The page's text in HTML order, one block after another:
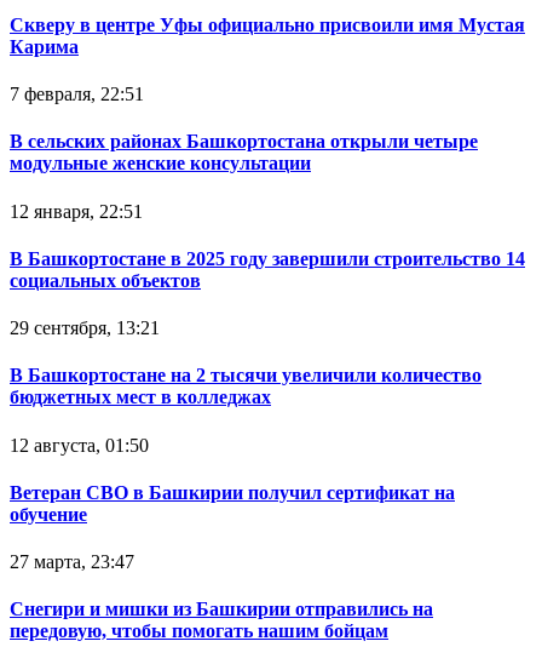
Скверу в центре Уфы официально присвоили имя Мустая
Карима
7 февраля, 22:51
В сельских районах Башкортостана открыли четыре
модульные женские консультации
12 января, 22:51
В Башкортостане в 2025 году завершили строительство 14
социальных объектов
29 сентября, 13:21
В Башкортостане на 2 тысячи увеличили количество
бюджетных мест в колледжах
12 августа, 01:50
Ветеран СВО в Башкирии получил сертификат на
обучение
27 марта, 23:47
Снегири и мишки из Башкирии отправились на
передовую, чтобы помогать нашим бойцам